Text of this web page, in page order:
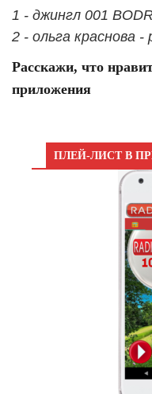
1 - джингл 001
2 - ольга краснова -
Расскажи, что
приложения
ПЛЕЙ-ЛИСТ В